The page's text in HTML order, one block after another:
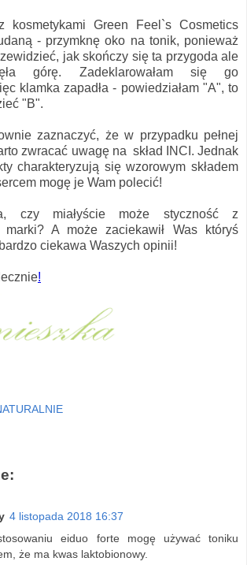
kosmetykami Green Feel`s Cosmetics
- przymknę oko na tonik, ponieważ
jak skończy się ta przygoda ale
górę. Zadeklarowałam się go
klamka zapadła - powiedziałam "A", to
"B".
zaznaczyć, że w przypadku pełnej
zwracać uwagę na skład INCI. Jednak
charakteryzują się wzorowym składem
mogę je Wam polecić!
czy miałyście może styczność z
marki? A może zaciekawił Was któryś
ciekawa Waszych opinii!
!
4 listopada 2018 16:37
eiduo forte mogę używać toniku
że ma kwas laktobionowy.